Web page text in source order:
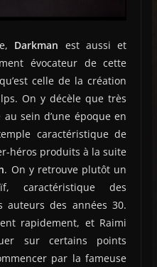
Darkman est aussi et
évocateur de cette
celle de la création
On y décèle que très
sein d’une époque en
caractéristique de
héros produits à la suite
. On y retrouve plutôt un
caractéristique des
des années 30.
rapidement, et Raimi
sur certains points
par la fameuse